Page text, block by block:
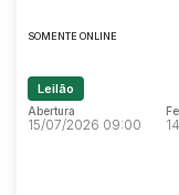
SOMENTE ONLINE
Leilão
Abertura
15/07/2026 09:00